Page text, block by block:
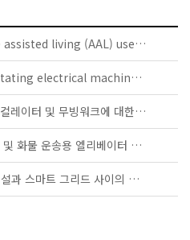
IEC TS 63134:2020 - Active assisted living (AAL) use cases
IEC 60034-5:2020 RLV - Rotating electrical machines - Part 5: Degrees of protection provided by the integral design of rotating electrical machines (IP code) - Classification
KS B ISO/TS 25740-1 - 에스컬레이터 및 무빙워크에 대한 안전요건 — 제1부: 세계공통 필수 안전요건(GESRs)
KS B ISO/TS 8100-21 - 승객 및 화물 운송용 엘리베이터 —제21부: 세계공통 필수안전요건(GESRs)을 충족하는 세계공통 안전 파라미터(GSPs)
KS C IEC TS 62872 - 산업 시설과 스마트 그리드 사이의 산업 공정 측정, 제어 및 자동화 시스템 인터페이스